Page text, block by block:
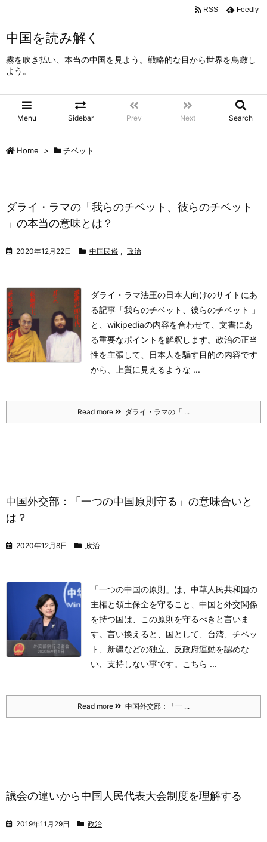
中国を読み解く
霧を吹き払い、本当の中国を見よう。戦略的な目から世界を鳥瞰し
よう。
Menu Sidebar Prev Next Search
RSS Feedly
Home > チベット
ダライ・ラマの「我らのチベット、彼らのチベット
」の本当の意味とは？
2020年12月22日 中国民俗 , 政治
ダライ・ラマ法王の日本人向けのサイトにあ
る記事「我らのチベット、彼らのチベット 」
と、wikipediaの内容を合わせて、文書にあ
る重要なポイントを解釈します。政治の正当
性を主張して、日本人を騙す目的の内容です
から、上質に見えるような ...
Read more ダライ・ラマの「 ...
中国外交部：「一つの中国原則守る」の意味合いと
は？
2020年12月8日 政治
「一つの中国の原則」は、中華人民共和国の
主権と領土保全を守ること、中国と外交関係
を持つ国は、この原則を守るべきと言いま
す。言い換えると、国として、台湾、チベッ
ト、新疆などの独立、反政府運動を認めな
い、支持しない事です。 こちら ...
Read more 中国外交部：「一 ...
議会の違いから中国人民代表大会制度を理解する
2019年11月29日 政治